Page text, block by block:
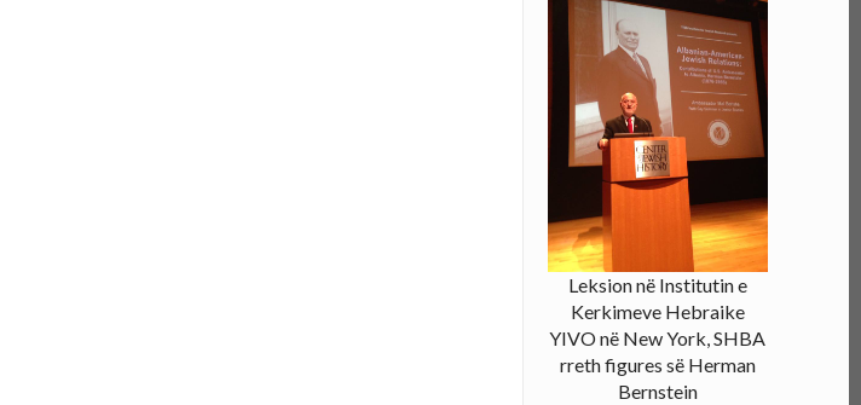
Leksion në Institutin e
Kerkimeve Hebraike
YIVO në New York, SHBA
rreth figures së Herman
Bernstein